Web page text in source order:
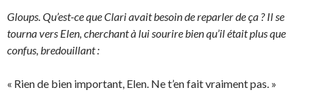
Gloups. Qu’est-ce que Clari avait besoin de reparler de ça ? Il se
tourna vers Elen, cherchant à lui sourire bien qu’il était plus que
confus, bredouillant :
« Rien de bien important, Elen. Ne t’en fait vraiment pas. »